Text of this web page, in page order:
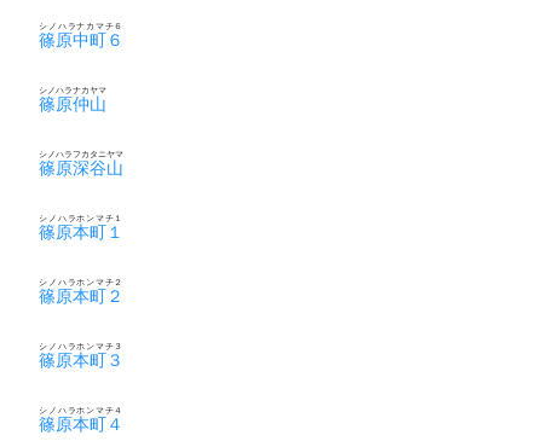
篠原中町６
シノハラナカマチ６
篠原仲山
シノハラナカヤマ
篠原深谷山
シノハラフカタニヤマ
篠原本町１
シノハラホンマチ１
篠原本町２
シノハラホンマチ２
篠原本町３
シノハラホンマチ３
篠原本町４
シノハラホンマチ４